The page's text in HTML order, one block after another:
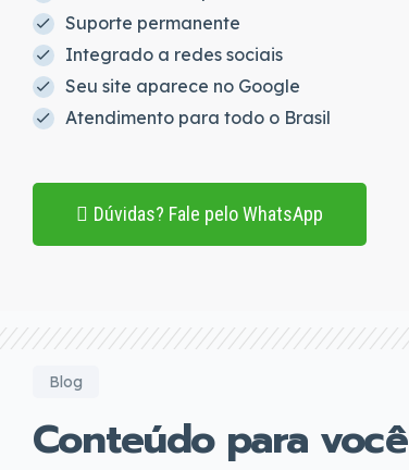
Suporte permanente
Integrado a redes sociais
Seu site aparece no Google
Atendimento para todo o Brasil
Dúvidas? Fale pelo WhatsApp
Blog
Conteúdo para você